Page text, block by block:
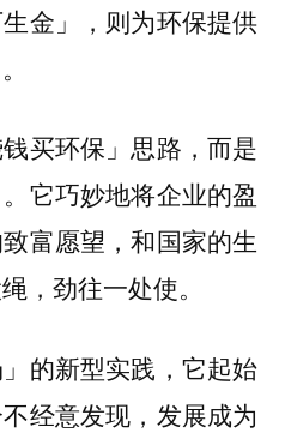
金」，则为环保提供
买环保」思路，而是
它巧妙地将企业的盈
富愿望，和国家的生
，劲往一处使。
的新型实践，它起始
经意发现，发展成为